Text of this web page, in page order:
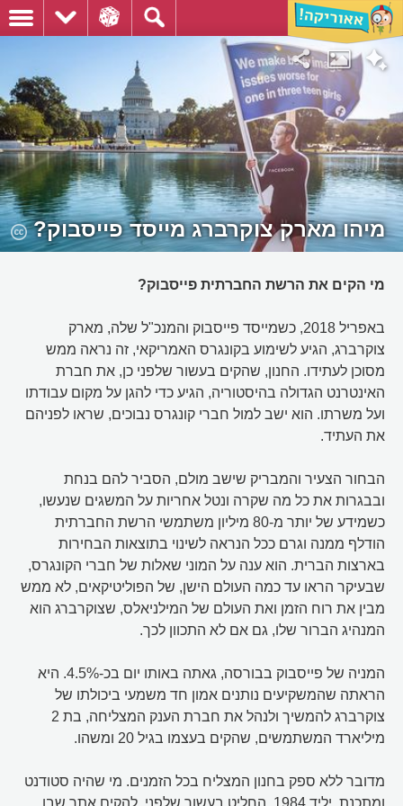
מיהו מארק צוקרברג מייסד פייסבוק?
מי הקים את הרשת החברתית פייסבוק?
באפריל 2018, כשמייסד פייסבוק והמנכ"ל שלה, מארק
צוקרברג, הגיע לשימוע בקונגרס האמריקאי, זה נראה ממש
מסוכן לעתידו. החנון, שהקים בעשור שלפני כן, את חברת
האינטרנט הגדולה בהיסטוריה, הגיע כדי להגן על מקום עבודתו
ועל משרתו. הוא ישב למול חברי קונגרס נבוכים, שראו לפניהם
את העתיד.
הבחור הצעיר והמבריק שישב מולם, הסביר להם בנחת
ובבגרות את כל מה שקרה ונטל אחריות על המשגים שנעשו,
כשמידע של יותר מ-80 מיליון משתמשי הרשת החברתית
הודלף ממנה וגרם ככל הנראה לשינוי בתוצאות הבחירות
בארצות הברית. הוא ענה על המוני שאלות של חברי הקונגרס,
שבעיקר הראו עד כמה העולם הישן, של הפוליטיקאים, לא ממש
מבין את רוח הזמן ואת העולם של המילניאלס, שצוקרברג הוא
המנהיג הברור שלו, גם אם לא התכוון לכך.
המניה של פייסבוק בבורסה, גאתה באותו יום בכ-4.5%. היא
הראתה שהמשקיעים נותנים אמון חד משמעי ביכולתו של
צוקרברג להמשיך ולנהל את חברת הענק המצליחה, בת 2
מיליארד המשתמשים, שהקים בעצמו בגיל 20 ומשהו.
מדובר ללא ספק בחנון המצליח בכל הזמנים. מי שהיה סטודנט
ומתכנת, יליד 1984, החליט בעשור שלפני, להקים אתר שבו